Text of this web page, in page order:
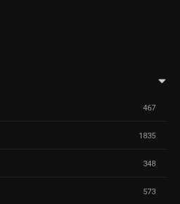
467
1835
348
573